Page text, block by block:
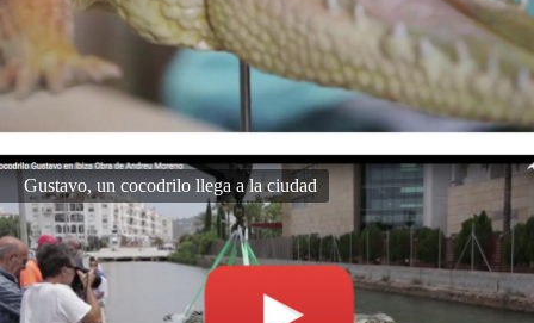
Gustavo, un cocodrilo llega a la ciudad